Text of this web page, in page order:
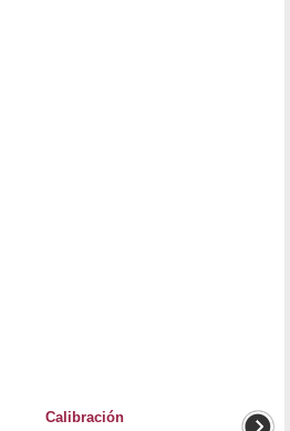
Calibración